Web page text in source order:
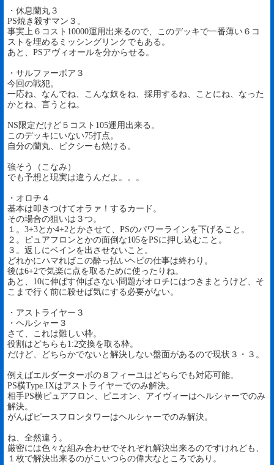
・休息蘭丸３
PS焼き殺すマン３。
事実上６コスト10000運用出来るので、このデッキで一番薄い６コ
ストを埋めるミッシングリンクでもある。
あと、PSアヴィオールを分からせる。
・サルファーボア３
今回の戦犯。
一応ね、なんでね、こんな奴をね、採用するね、ことにね、なった
かとね、言うとね。
NS限定だけど５コスト105運用出来る。
このデッキにいない75打点。
自分の蘭丸、ピクシーも焼ける。
強そう（こなみ）
でも予想と現実は違うんだよ。。。
・オロチ４
基本は叩きつけてオラァ！するカード。
その場合の狙いは３つ。
１。3+3とか4+2とかさせて、PSのパワーラインを下げること。
２。ピュアフロンとかの面倒な105をPSに押し込むこと。
３。返しにベインを出させないこと。
どれかにハマればこの酔っ払いヘビの仕事は終わり。
後は6+2で気楽に点を取るために使ったりね。
あと、10に伸ばす伸ばさない問題がオロチにはつきまとうけど、そ
こまで行く前に殺せば気にする必要がない。
・アストライヤー３
・ヘルシャー３
さて、これは難しい枠。
役割はどちらも1:2交換を取る枠。
だけど、どちらかでないと解決しない盤面があるので現状３・３。
例えばエルダーターボの８フィーユはどちらでも対応可能。
PS横Type.IXはアストライヤーでのみ解決。
相手PS横ピュアフロン、ピニオン、アイヴィーはヘルシャーでのみ
解決。
がんばピースフロンタワーはヘルシャーでのみ解決。
ね、全然違う。
厳密には色々な組み合わせでそれぞれ解決出来るのですけれども、
１枚で解決出来るのがこいつらの偉大なところであり。